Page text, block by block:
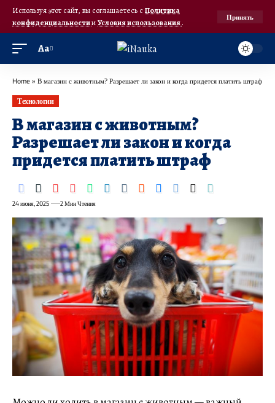
Используя этот сайт, вы соглашаетесь с Политика
конфиденциальностииУсловия использования.
Принять
Аа
Home » В магазин с животным? Разрешает ли закон и когда придется платить штраф
Технологии
В магазин с животным?
Разрешает ли закон и когда
придется платить штраф
24 июня, 2025 2 Мин Чтения